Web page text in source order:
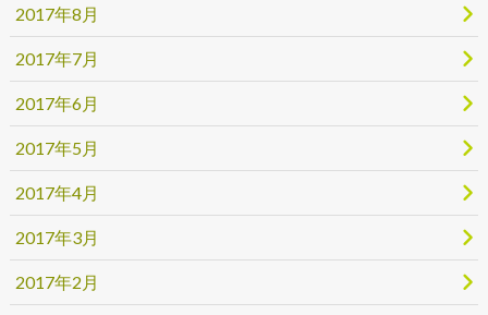
2017年8月
2017年7月
2017年6月
2017年5月
2017年4月
2017年3月
2017年2月